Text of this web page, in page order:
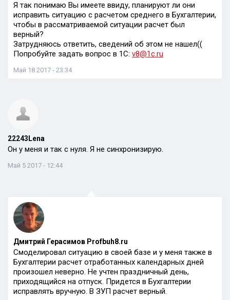
Я так понимаю Вы имеете ввиду, планируют ли они
исправить ситуацию с расчетом среднего в Бухгалтерии,
чтобы в рассматриваемой ситуации расчет был
верный?
Затрудняюсь ответить, сведений об этом не нашел((
Попробуйте задать вопрос в 1С: v8@1c.ru
Май 18 2017 - 23:34
22243Lena
Он у меня и так с нуля. Я не синхронизирую.
Май 5 2017 - 12:44
Дмитрий Герасимов Profbuh8.ru
Смоделировал ситуацию в своей базе и у меня также в
Бухгалтерии расчет отработанных календарных дней
произошел неверно. Не учтен праздничный день,
приходящийся на отпуск. Придется в Бухгалтерии
исправлять вручную. В ЗУП расчет верный.